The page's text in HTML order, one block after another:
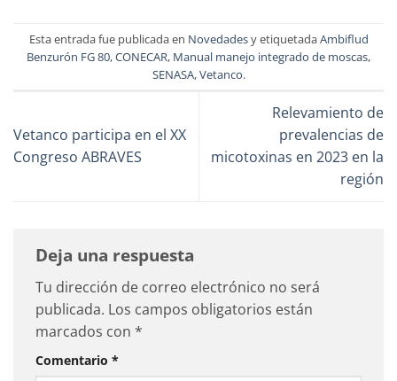
Esta entrada fue publicada en Novedadesy etiquetadaAmbiflud
Benzurón FG 80,CONECAR, Manual manejo integrado de moscas,
SENASA,Vetanco.
Vetanco participa en el XX
Congreso ABRAVES
Relevamiento de
prevalencias de
micotoxinas en 2023 en la
región
Deja una respuesta
Tu dirección de correo electrónico no será
publicada. Los campos obligatorios están
marcados con *
Comentario *